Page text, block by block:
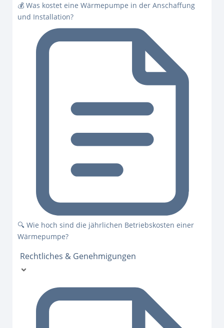
💰 Was kostet eine Wärmepumpe in der Anschaffung
und Installation?
🔍 Wie hoch sind die jährlichen Betriebskosten einer
Wärmepumpe?
Rechtliches & Genehmigungen